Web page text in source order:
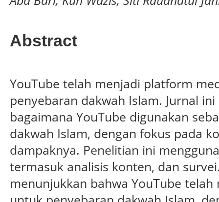
Abstract
YouTube telah menjadi platform
penyebaran dakwah Islam. Jurnal
bagaimana YouTube digunakan
dakwah Islam, dengan fokus pada
dampaknya. Penelitian ini
termasuk analisis konten, dan
menunjukkan bahwa YouTube